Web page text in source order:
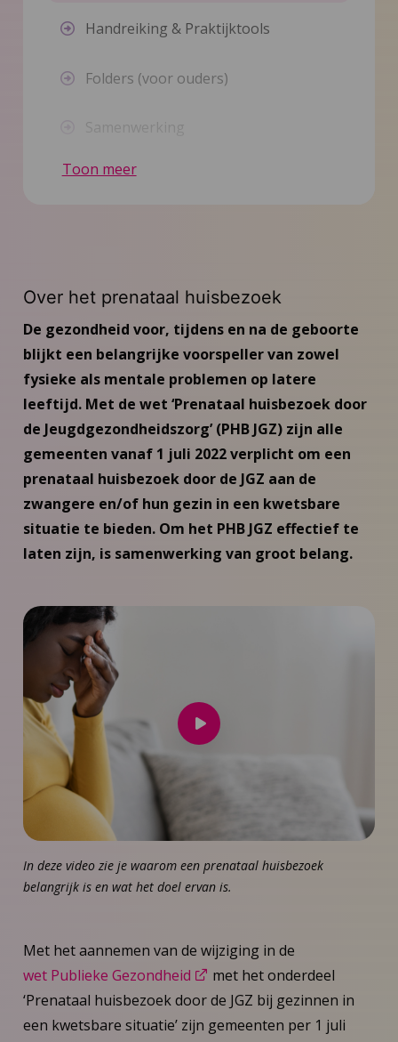
Handreiking & Praktijktools
Folders (voor ouders)
Samenwerking
Voor gemeenten
Nieuws
Inspiratie
Contact
Toon meer
Over het prenataal huisbezoek
De gezondheid voor, tijdens en na de geboorte
blijkt een belangrijke voorspeller van zowel
fysieke als mentale problemen op latere
leeftijd. Met de wet ‘Prenataal huisbezoek door
de Jeugdgezondheidszorg’ (PHB JGZ) zijn alle
gemeenten vanaf 1 juli 2022 verplicht om een
prenataal huisbezoek door de JGZ aan de
zwangere en/of hun gezin in een kwetsbare
situatie te bieden. Om het PHB JGZ effectief te
laten zijn, is samenwerking van groot belang.
Speel
In deze video zie je waarom een prenataal huisbezoek
belangrijk is en wat het doel ervan is.
Met het aannemen van de wijziging in de
wet Publieke Gezondheid
met het onderdeel
‘Prenataal huisbezoek door de JGZ bij gezinnen in
een kwetsbare situatie’ zijn gemeenten per 1 juli